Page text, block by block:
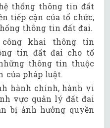
thống thông tin đất
tiếp cận của tổ chức,
thông tin đất đai.
khai thông tin
tin đất đai cho tổ
thông tin thuộc
của pháp luật.
hành chính, hành vi
vực quản lý đất đai
bị ảnh hưởng quyền